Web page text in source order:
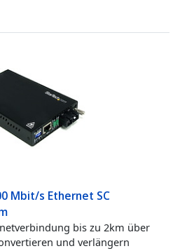
Mbit/s Ethernet SC
bis zu 2km über
und verlängern